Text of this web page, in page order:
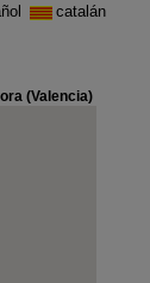
catalán
(Valencia)